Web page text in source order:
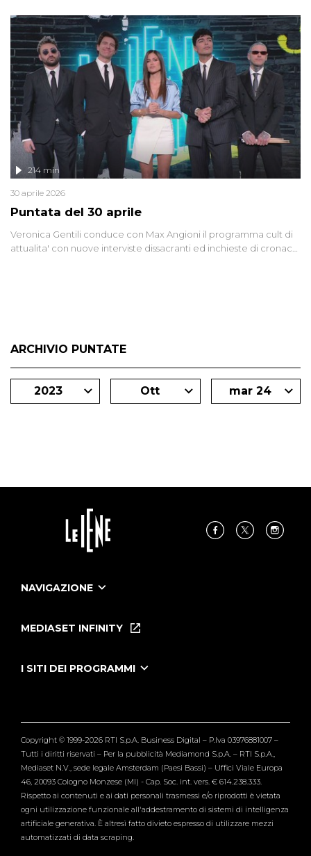
di settore - su quanto la guerra sia diventata una realtà pervasiva.
Anche se l'Italia non è direttamente coinvolta in conflitti armati, il
contesto globale rende impossibile considerarla un fenomeno
lontano.
Puntata del 30 aprile
214 min
30 aprile 2026
Veronica Gentili conduce con Max Angioni il programma cult di
attualita' con nuove interviste dissacranti ed inchieste di cronaca
ARCHIVIO PUNTATE
2023 Ott mar 24
NAVIGAZIONE
Le Iene Presentano Inside
Tutti i servizi
MEDIASET INFINITY
I SITI DEI PROGRAMMI
Verissimo
Copyright © 1999-2026 RTI S.p.A. Business Digital – P.Iva 03976881007 –
Tutti i diritti riservati – Per la pubblicità Mediamond S.p.A. – RTI S.p.A.,
Mediaset N.V., sede legale Amsterdam (Paesi Bassi) – Uffici Viale Europa
46, 20093 Cologno Monzese (MI) - Cap. Soc. int. vers. € 614.238.333.
Rispetto ai contenuti e ai dati personali trasmessi e/o riprodotti è vietata
ogni utilizzazione funzionale all'addestramento di sistemi di intelligenza
artificiale generativa. È altresì fatto divieto espresso di utilizzare mezzi
automatizzati di data scraping.